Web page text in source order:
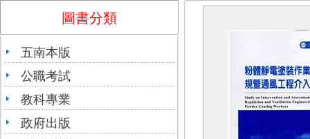
圖書分類
五南本版
公職考試
教科專業
政府出版